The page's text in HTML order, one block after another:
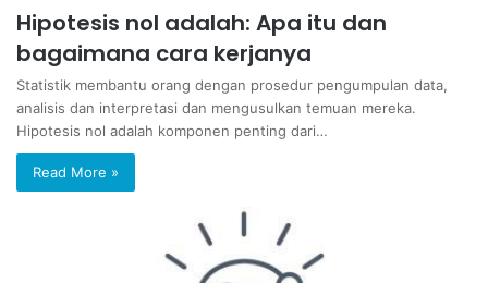
Hipotesis nol adalah: Apa itu dan
bagaimana cara kerjanya
Statistik membantu orang dengan prosedur pengumpulan data,
analisis dan interpretasi dan mengusulkan temuan mereka.
Hipotesis nol adalah komponen penting dari…
Read More »